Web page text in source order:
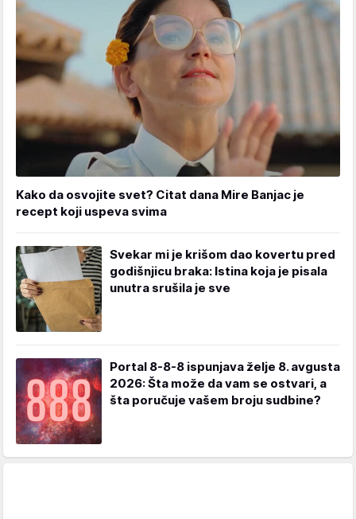
Kako da osvojite svet? Citat dana Mire Banjac je
recept koji uspeva svima
Svekar mi je krišom dao kovertu pred
godišnjicu braka: Istina koja je pisala
unutra srušila je sve
Portal 8-8-8 ispunjava želje 8. avgusta
2026: Šta može da vam se ostvari, a
šta poručuje vašem broju sudbine?